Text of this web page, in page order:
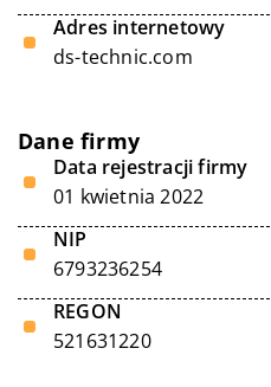
Adres internetowy
ds-technic.com
Dane firmy
Data rejestracji firmy
01 kwietnia 2022
NIP
6793236254
REGON
521631220